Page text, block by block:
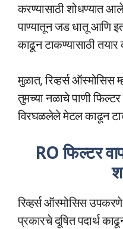
करण्यासाठी शोधण्यात
पाण्यातून जड धातू आणि
काढून टाकण्यासाठी
मुळात, रिव्हर्स
तुमच्या नळाचे पाणी
विरघळलेले मेटल काढून
RO फिल्टर
रिव्हर्स ऑस्मोसिस उपकरणे
प्रकारचे दूषित पदार्थ